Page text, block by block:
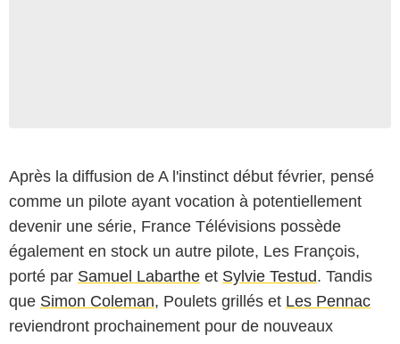
Après la diffusion de A l'instinct début février, pensé
comme un pilote ayant vocation à potentiellement
devenir une série, France Télévisions possède
également en stock un autre pilote, Les François,
porté par Samuel Labarthe et Sylvie Testud. Tandis
que Simon Coleman, Poulets grillés et Les Pennac
reviendront prochainement pour de nouveaux